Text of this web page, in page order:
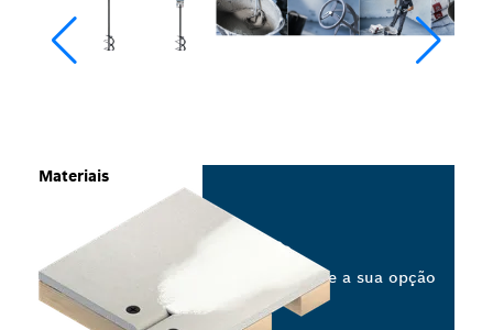
Materiais
Selecione a sua opção